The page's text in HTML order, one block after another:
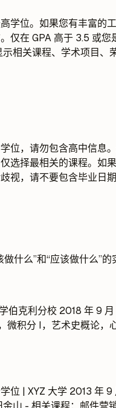
学位。如果您有丰富的
仅在 GPA 高于 3.5 或您
相关课程、学术项目、
位，请勿包含高中信息
选择最相关的课程。如
视，请不要包含毕业日期
什么”和“应该做什么”的
伯克利分校 2018 年 9
微积分 I，艺术史概论，
位 | XYZ 大学 2013 年 9